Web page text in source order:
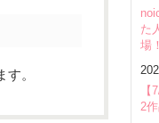
。
た
場！
2